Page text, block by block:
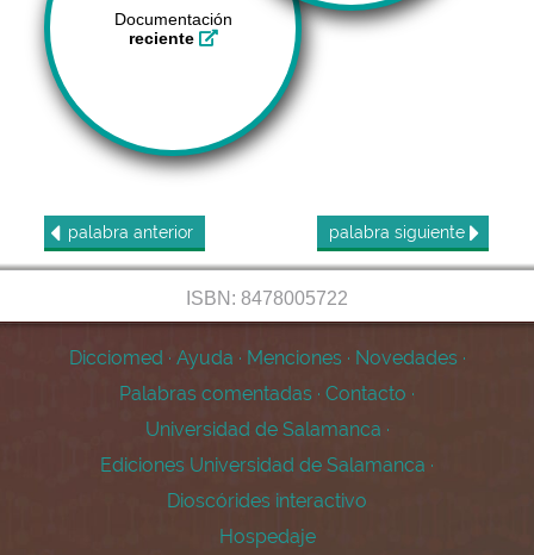
Documentación
reciente
palabra anterior palabra siguiente
ISBN: 8478005722
Dicciomed · Ayuda · Menciones · Novedades ·
Palabras comentadas · Contacto ·
Universidad de Salamanca ·
Ediciones Universidad de Salamanca ·
Dioscórides interactivo
Hospedaje